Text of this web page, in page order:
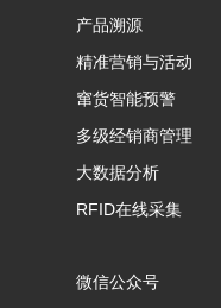
产品溯源
精准营销与活动
窜货智能预警
多级经销商管理
大数据分析
RFID在线采集
微信公众号